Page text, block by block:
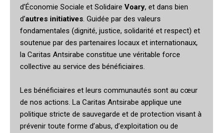
d’Économie Sociale et Solidaire Voary, et dans bien
d’autres initiatives. Guidée par des valeurs
fondamentales (dignité, justice, solidarité et respect) et
soutenue par des partenaires locaux et internationaux,
la Caritas Antsirabe constitue une véritable force
collective au service des bénéficiaires.
Les bénéficiaires et leurs communautés sont au cœur
de nos actions. La Caritas Antsirabe applique une
politique stricte de sauvegarde et de protection visant à
prévenir toute forme d’abus, d’exploitation ou de